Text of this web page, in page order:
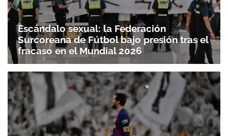
Escándalo sexual: la Federación
Surcoreana de Fútbol bajo presión tras el
fracaso en el Mundial 2026